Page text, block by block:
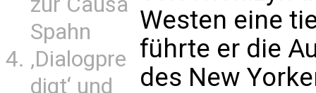
Spahn
‚Dialogpre
digt‘ und
Westen eine
führte er die
des New